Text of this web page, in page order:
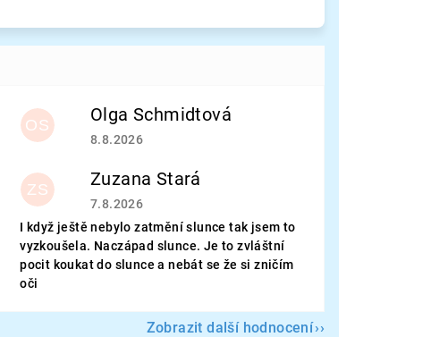
OS Olga Schmidtová
Hodnocení obchodu je 5 z 5 hvězdiček.
8.8.2026
ZS Zuzana Stará
Hodnocení obchodu je 5 z 5 hvězdiček.
7.8.2026
I když ještě nebylo zatmění slunce tak jsem to
vyzkoušela. Naczápad slunce. Je to zvláštní
pocit koukat do slunce a nebát se že si zničím
oči
Zobrazit další hodnocení